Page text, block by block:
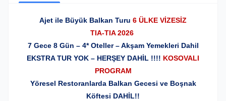
Ajet ile Büyük Balkan Turu 6 ÜLKE VİZESİZ
TIA-TIA 2026
7 Gece 8 Gün – 4* Oteller – Akşam Yemekleri Dahil
EKSTRA TUR YOK – HERŞEY DAHİL !!!! KOSOVALI
PROGRAM
Yöresel Restoranlarda Balkan Gecesi ve Boşnak
Köftesi DAHİL!!